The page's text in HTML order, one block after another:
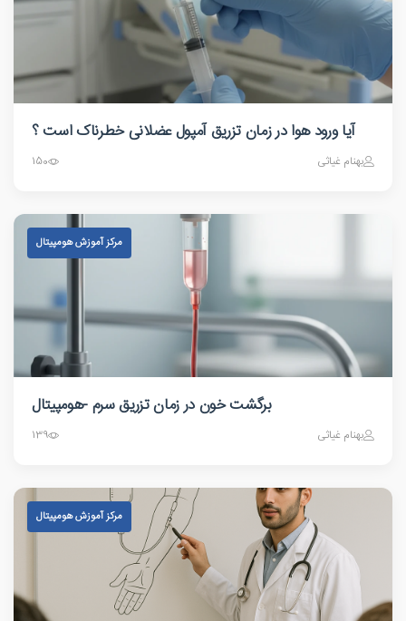
آیا ورود هوا در زمان تزریق آمپول عضلانی خطرناک است ؟
بهنام غیاثی 150
مرکز آموزش هومپیتال
برگشت خون در زمان تزریق سرم -هومپیتال
بهنام غیاثی 139
مرکز آموزش هومپیتال